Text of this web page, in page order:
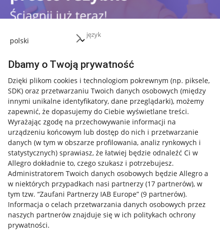
język
Dbamy o Twoją prywatność
Dzięki plikom cookies i technologiom pokrewnym (np. piksele,
SDK) oraz przetwarzaniu Twoich danych osobowych (między
innymi unikalne identyfikatory, dane przeglądarki), możemy
zapewnić, że dopasujemy do Ciebie wyświetlane treści.
Wyrażając zgodę na przechowywanie informacji na
urządzeniu końcowym lub dostęp do nich i przetwarzanie
danych (w tym w obszarze profilowania, analiz rynkowych i
statystycznych) sprawiasz, że łatwiej będzie odnaleźć Ci w
Allegro dokładnie to, czego szukasz i potrzebujesz.
Administratorem Twoich danych osobowych będzie Allegro a
w niektórych przypadkach nasi partnerzy (17 partnerów), w
tym tzw. “Zaufani Partnerzy IAB Europe” (9 partnerów).
Informacja o celach przetwarzania danych osobowych przez
naszych partnerów znajduje się w ich politykach ochrony
prywatności.
Przydatne informacje
Jak to działa
Napisz do nas
Allegro Gadane dla sprzedających
Allegro Gadane dla kupujących
Mapa miejscowości
Informacje prawne
Regulamin